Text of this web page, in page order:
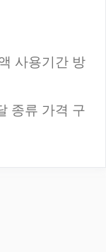
사용기간 방
종류 가격 구